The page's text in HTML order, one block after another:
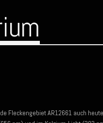
Fleckengebiet AR12661 auch heute